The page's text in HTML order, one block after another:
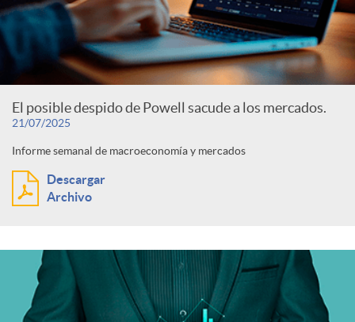
o
s
El posible despido de Powell sacude a los mercados.
21/07/2025
Informe semanal de macroeconomía y mercados
Descargar
Archivo